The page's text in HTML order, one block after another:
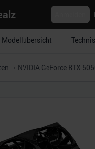
Modellübersicht
NVIDIA GeForce RTX